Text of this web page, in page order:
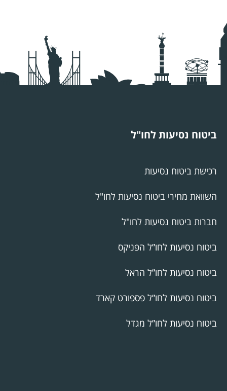
ביטוח נסיעות לחו"ל
רכישת ביטוח נסיעות
השוואת מחירי ביטוח נסיעות לחו"ל
חברות ביטוח נסיעות לחו"ל
ביטוח נסיעות לחו”ל הפניקס
ביטוח נסיעות לחו”ל הראל
ביטוח נסיעות לחו”ל פספורט קארד
ביטוח נסיעות לחו”ל מגדל